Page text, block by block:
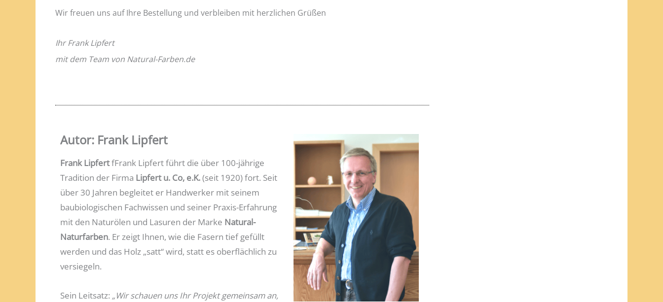
Wir freuen uns auf Ihre Bestellung und verbleiben mit herzlichen Grüßen
Ihr Frank Lipfert
mit dem Team von Natural-Farben.de
Autor: Frank Lipfert
Frank LipfertfFrank Lipfert führt die über 100-jährige
Tradition der Firma Lipfert u. Co, e.K.(seit 1920) fort. Seit
über 30 Jahren begleitet er Handwerker mit seinem
baubiologischen Fachwissen und seiner Praxis-Erfahrung
mit den Naturölen und Lasuren der Marke Natural-
Naturfarben. Er zeigt Ihnen, wie die Fasern tief gefüllt
werden und das Holz „satt“ wird, statt es oberflächlich zu
versiegeln.
Sein Leitsatz: „Wir schauen uns Ihr Projekt gemeinsam an,